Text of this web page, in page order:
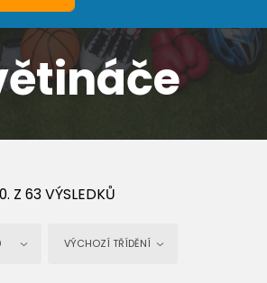
Z 63 VÝSLEDKŮ
VÝCHOZÍ TŘÍDĚNÍ